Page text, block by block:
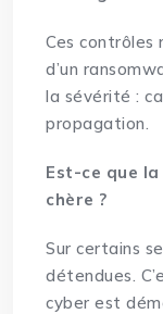
Ces
d’un
la sévérité :
propagation.
Est-ce que
chère ?
Sur certains
détendues.
cyber est